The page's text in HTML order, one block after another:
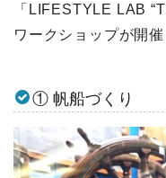
「LIFESTYLE LAB
ワークショップが開催
① 帆船づくり